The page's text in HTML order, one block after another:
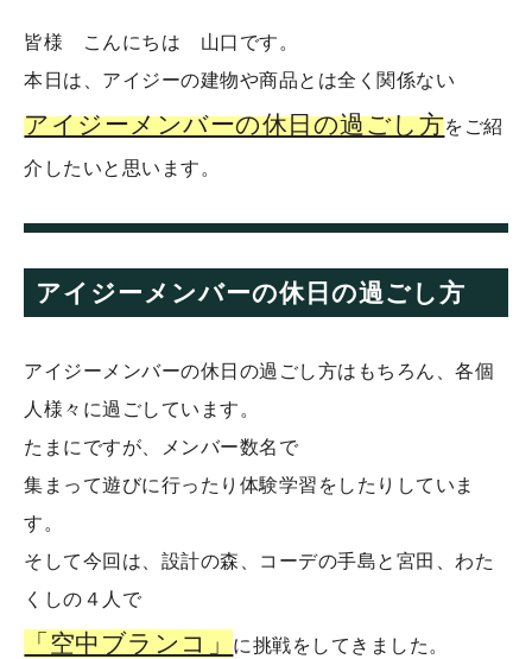
皆様 こんにちは 山口です。
本日は、アイジーの建物や商品とは全く関係ない
アイジーメンバーの休日の過ごし方をご紹
介したいと思います。
アイジーメンバーの休日の過ごし方
アイジーメンバーの休日の過ごし方はもちろん、各個
人様々に過ごしています。
たまにですが、メンバー数名で
集まって遊びに行ったり体験学習をしたりしていま
す。
そして今回は、設計の森、コーデの手島と宮田、わた
くしの４人で
「空中ブランコ」 に挑戦をしてきました。